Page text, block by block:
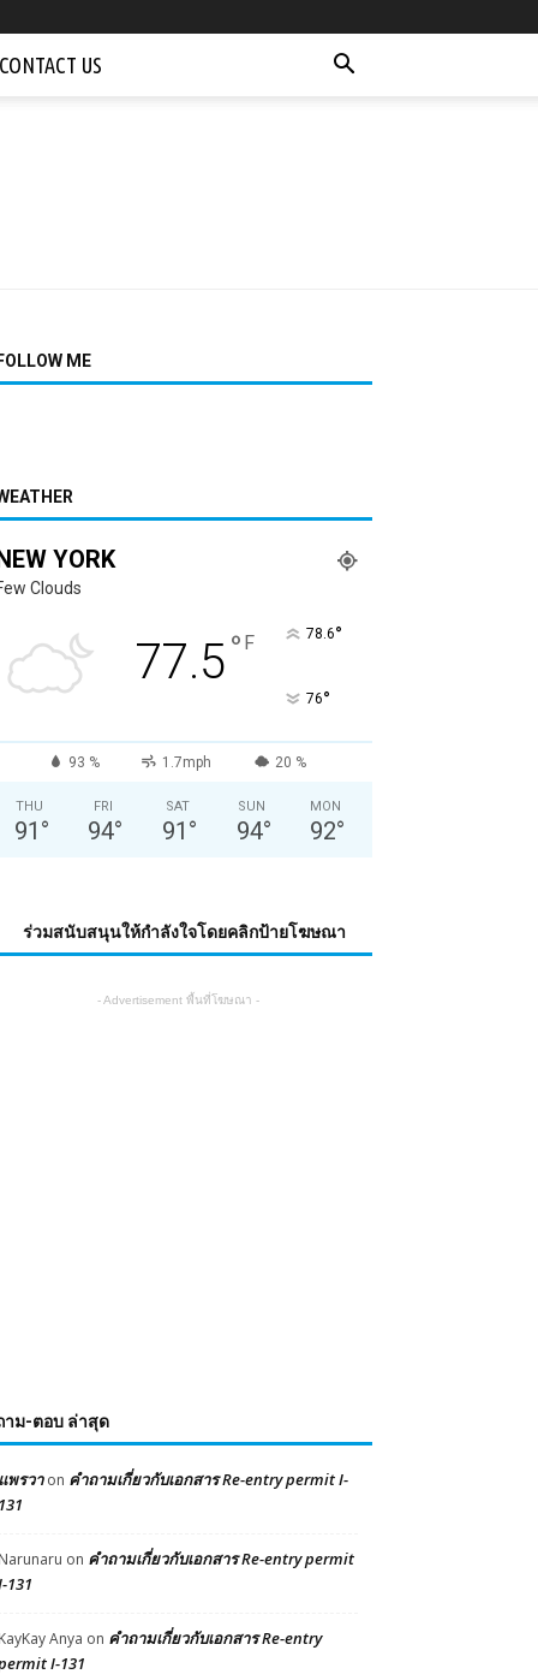
CONTACT US
FOLLOW ME
YORK
Clouds
77.5° F 78.6°
76°
93 % 1.7mph 20 %
THU
91 °
FRI
94°
SAT
91 °
SUN
94°
MON
92°
ร่วมสนับสนุนให้กำลังใจโดยคลิกป้ายโฆษณา
- Advertisement พื้นที่โฆษณา -
าม-ตอบ ล่าสุด
แพรวาon คำถามเกี่ยวกับเอกสาร Re-entry permit I-
131
Narunaru on คำถามเกี่ยวกับเอกสาร Re-entry permit
131
KayKay Anya on คำถามเกี่ยวกับเอกสาร Re-entry
I-131